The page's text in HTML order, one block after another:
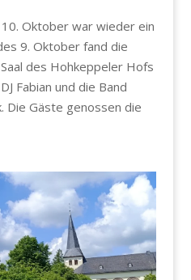
Oktober war wieder ein
9. Oktober fand die
des Hohkeppeler Hofs
Fabian und die Band
Die Gäste genossen die